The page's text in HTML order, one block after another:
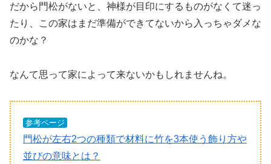
だから門松がないと、神様が目印にするものがなくて迷っ
たり、この家はまだ準備ができてないから入っちゃダメな
のかな？
なんて思って家によって来ないかもしれませんね。
参考ページ
門松が左右2つの種類で材料に竹を3本使う飾り方や
並びの意味とは？